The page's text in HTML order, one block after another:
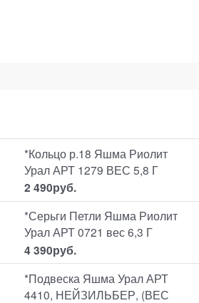
*Кольцо р.18 Яшма Риолит
Урал АРТ 1279 ВЕС 5,8 Г
2 490руб.
*Серьги Петли Яшма Риолит
Урал АРТ 0721 вес 6,3 Г
4 390руб.
*Подвеска Яшма Урал АРТ
4410, НЕЙЗИЛЬБЕР, (ВЕС